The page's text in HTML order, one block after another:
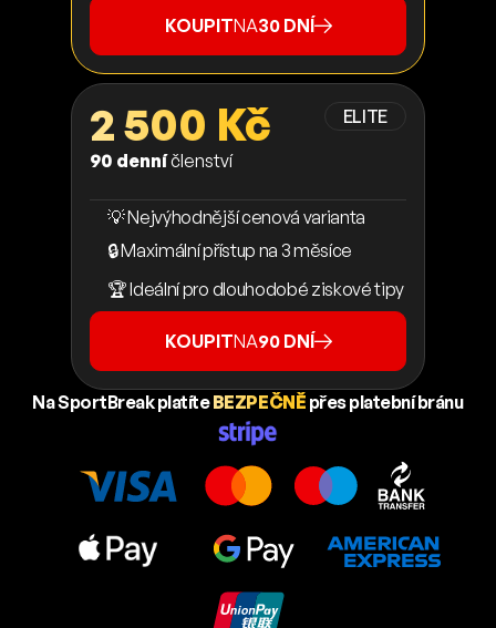
KOUPITNA30 DNÍ
ELITE
2 500 Kč
90 denníčlenství
💡 Nejvýhodnější cenová varianta
🔒 Maximální přístup na 3 měsíce
🏆 Ideální pro dlouhodobé ziskové tipy
KOUPITNA90 DNÍ
Na SportBreak platíteBEZPEČNĚ přes platební bránu